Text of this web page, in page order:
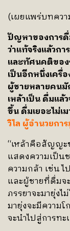
(เผยแพร่บทคว
ปัญหาของการ
ว่าแท้จริงแล้วก
และทัศนคติของ
เป็นอีกหนึ่งเครื่
ผู้ชายหลายคนมั
เหล้าเป็น ดื่มแ
ขึ้น ดื่มเยอะไม่เ
วิไล ผู้อำนวยกา
“เหล้าคือสัญญะ
แสดงความเป็น
ความกล้า เช่น
และผู้ชายที่ดื่มจ
ภรรยาจะมายุ่ง
มายุ่งจะมีความ
จะนำไปสู่การทะ